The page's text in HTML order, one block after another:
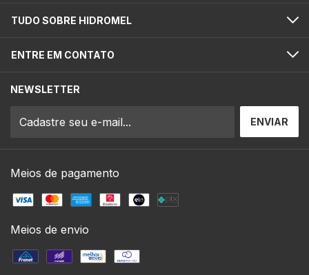
TUDO SOBRE HIDROMEL
ENTRE EM CONTATO
NEWSLETTER
Meios de pagamento
Meios de envio